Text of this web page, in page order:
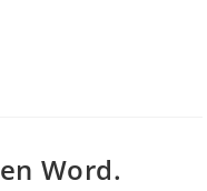
Word.